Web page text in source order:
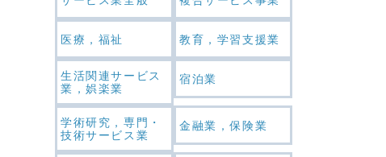
医療，福祉 教育，学習支援業
生活関連サービス
業，娯楽業
宿泊業
学術研究，専門・
技術サービス業
金融業，保険業